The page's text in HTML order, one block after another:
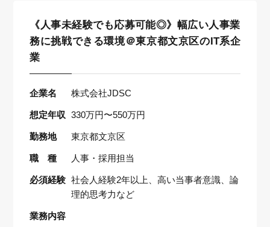
《人事未経験でも応募可能◎》幅広い人事業
務に挑戦できる環境＠東京都文京区のIT系企
業
企業名 株式会社JDSC
想定年収 330万円〜550万円
勤務地 東京都文京区
職 種 人事・採用担当
必須経験 社会人経験2年以上、高い当事者意識、論
理的思考力など
業務内容